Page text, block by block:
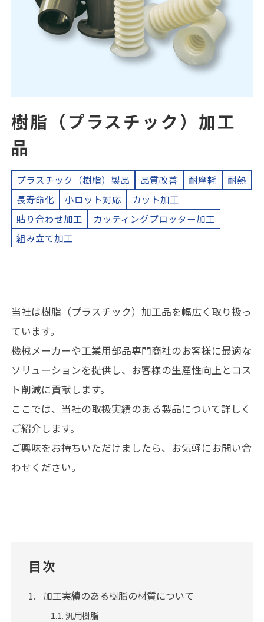
樹脂（プラスチック）加工
品
プラスチック（樹脂）製品 品質改善 耐摩耗
耐熱
長寿命化
小ロット対応
カット加工
貼り合わせ加工
カッティングプロッター加工
組み立て加工
当社は樹脂（プラスチック）加工品を幅広く取り扱っ
ています。
機械メーカーや工業用部品専門商社のお客様に最適な
ソリューションを提供し、お客様の生産性向上とコス
ト削減に貢献します。
ここでは、当社の取扱実績のある製品について詳しく
ご紹介します。
ご興味をお持ちいただけましたら、お気軽にお問い合
わせください。
目次
加工実績のある樹脂の材質について
汎用樹脂